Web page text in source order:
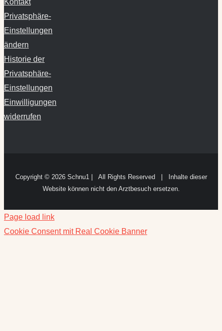
Kontakt
Privatsphäre-
Einstellungen
ändern
Historie der
Privatsphäre-
Einstellungen
Einwilligungen
widerrufen
Copyright © 2026 Schnu1 | All Rights Reserved | Inhalte dieser
Website können nicht den Arztbesuch ersetzen.
Page load link
Cookie Consent mit Real Cookie Banner